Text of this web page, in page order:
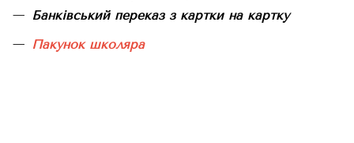
Банківський переказ з картки на картку
Пакунок школяра